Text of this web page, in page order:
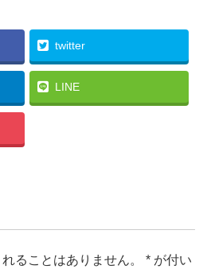
twitter
LINE
ることはありません。 * が付い